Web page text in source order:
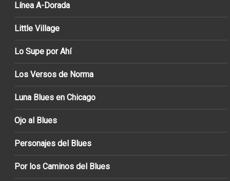
Línea A-Dorada
Little Village
Lo Supe por Ahí
Los Versos de Norma
Luna Blues en Chicago
Ojo al Blues
Personajes del Blues
Por los Caminos del Blues